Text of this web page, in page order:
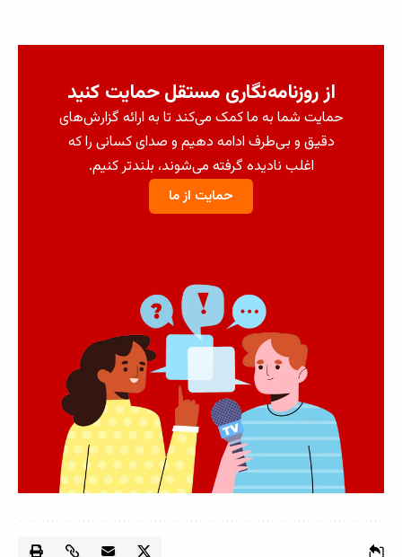
از روزنامه‌نگاری مستقل حمایت کنید
حمایت شما به ما کمک می‌کند تا به ارائه گزارش‌های
دقیق و بی‌طرف ادامه دهیم و صدای کسانی را که
اغلب نادیده گرفته می‌شوند، بلندتر کنیم.
حمایت از ما